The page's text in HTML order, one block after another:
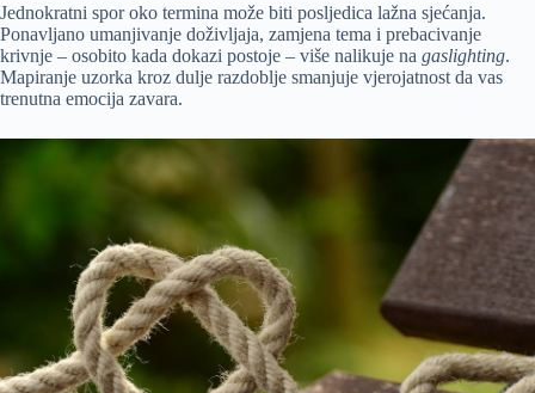
Jednokratni spor oko termina može biti posljedica lažna sjećanja.
Ponavljano umanjivanje doživljaja, zamjena tema i prebacivanje
krivnje – osobito kada dokazi postoje – više nalikuje na gaslighting.
Mapiranje uzorka kroz dulje razdoblje smanjuje vjerojatnost da vas
trenutna emocija zavara.